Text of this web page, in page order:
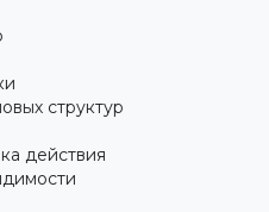
структур
действия